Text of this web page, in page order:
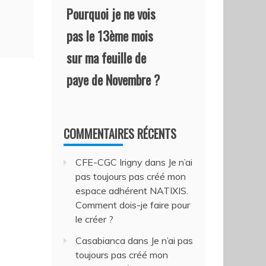
Pourquoi je ne vois
pas le 13ème mois
sur ma feuille de
paye de Novembre ?
COMMENTAIRES RÉCENTS
CFE-CGC Irigny dans Je n’ai
pas toujours pas créé mon
espace adhérent NATIXIS.
Comment dois-je faire pour
le créer ?
Casabianca dans Je n’ai pas
toujours pas créé mon